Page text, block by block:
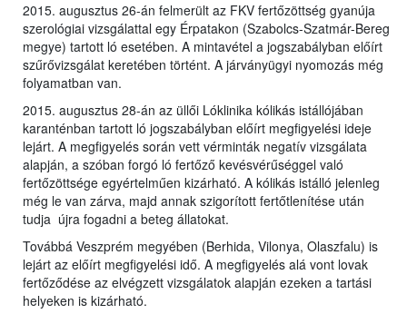
2015. augusztus 26-án felmerült az FKV fertőzöttség gyanúja
szerológiai vizsgálattal egy Érpatakon (Szabolcs-Szatmár-Bereg
megye) tartott ló esetében. A mintavétel a jogszabályban előírt
szűrővizsgálat keretében történt. A járványügyi nyomozás még
folyamatban van.
2015. augusztus 28-án az üllői Lóklinika kólikás istállójában
karanténban tartott ló jogszabályban előírt megfigyelési ideje
lejárt. A megfigyelés során vett vérminták negatív vizsgálata
alapján, a szóban forgó ló fertőző kevésvérűséggel való
fertőzöttsége egyértelműen kizárható. A kólikás istálló jelenleg
még le van zárva, majd annak szigorított fertőtlenítése után
tudja újra fogadni a beteg állatokat.
Továbbá Veszprém megyében (Berhida, Vilonya, Olaszfalu) is
lejárt az előírt megfigyelési idő. A megfigyelés alá vont lovak
fertőződése az elvégzett vizsgálatok alapján ezeken a tartási
helyeken is kizárható.